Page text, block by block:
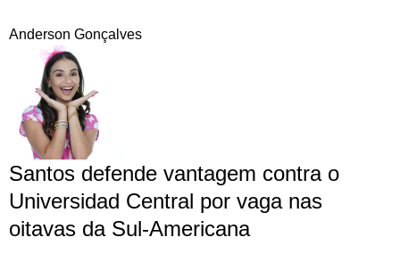
Anderson Gonçalves
Santos defende vantagem contra o
Universidad Central por vaga nas
oitavas da Sul-Americana